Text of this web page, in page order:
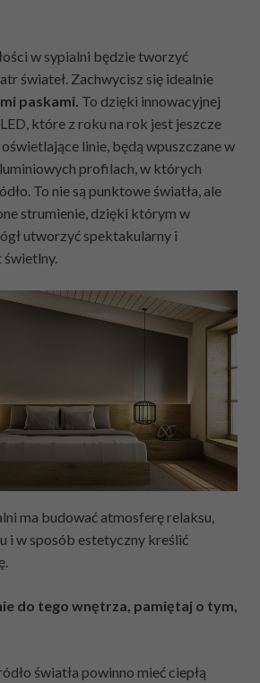
w sypialni będzie tworzyć
świateł. Zachwycisz się idealnie
paskami. To dzięki innowacyjnej
które z roku na rok jest jeszcze
oświetlające linie, będą wpuszczane w
profilach, w których
To nie są punktowe światła, ale
strumienie, dzięki którym w
utworzyć spektakularny i
ma budować atmosferę relaksu,
i w sposób estetyczny kreślić
do tego wnętrza, pamiętaj o tym,
światła powinno mieć ciepłą